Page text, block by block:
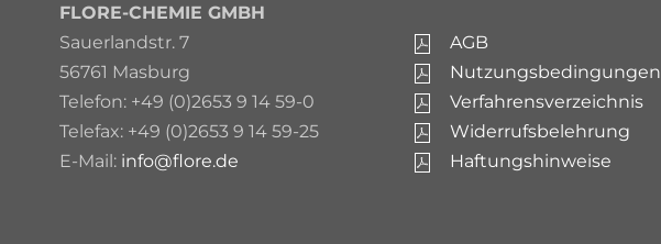
FLORE-CHEMIE GMBH
Sauerlandstr. 7
56761 Masburg
Telefon: +49 (0)2653 9 14 59-0
Telefax: +49 (0)2653 9 14 59-25
E-Mail: info@flore.de
AGB
Nutzungsbedingungen
Verfahrensverzeichnis
Widerrufsbelehrung
Haftungshinweise